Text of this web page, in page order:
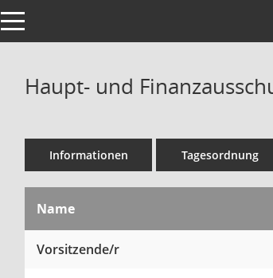
Toggle navigation
Haupt- und
Informationen Tagesordnung
Name
Vorsitzende/r